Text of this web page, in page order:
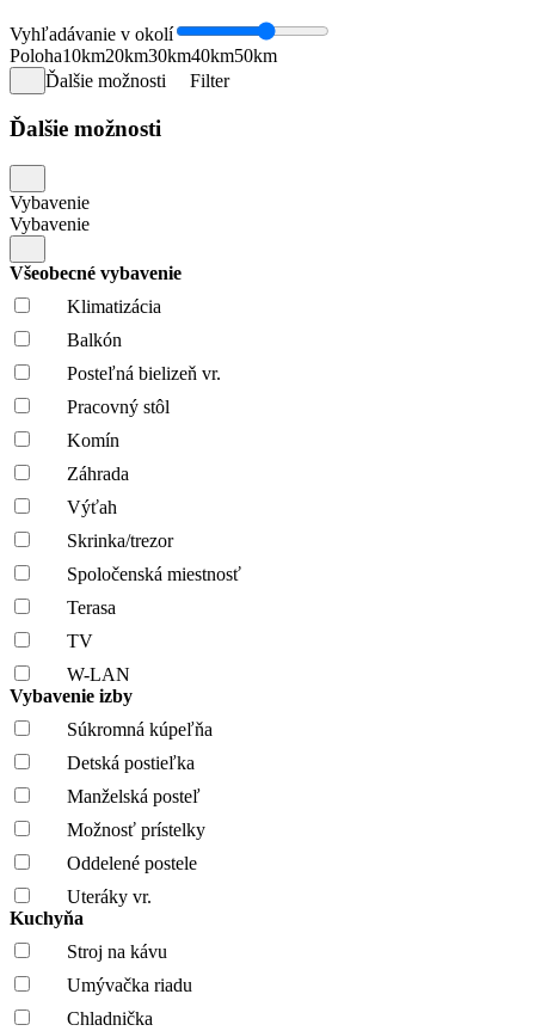
Vyhľadávanie v okolí
Poloha10km20km30km40km50km
Ďalšie možnosti
Filter
Ďalšie možnosti
Vybavenie
Vybavenie
Všeobecné vybavenie
Klimatizácia
Balkón
Posteľná bielizeň vr.
Pracovný stôl
Komín
Záhrada
Výťah
Skrinka/trezor
Spoločenská miestnosť
Terasa
TV
W-LAN
Vybavenie izby
Súkromná kúpeľňa
Detská postieľka
Manželská posteľ
Možnosť prístelky
Oddelené postele
Uteráky vr.
Kuchyňa
Stroj na kávu
Umývačka riadu
Chladnička